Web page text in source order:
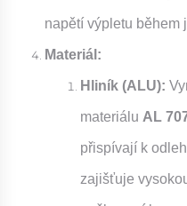
napětí výpletu během
Materiál:
Hliník (ALU):
materiálu AL
přispívají k
zajišťuje